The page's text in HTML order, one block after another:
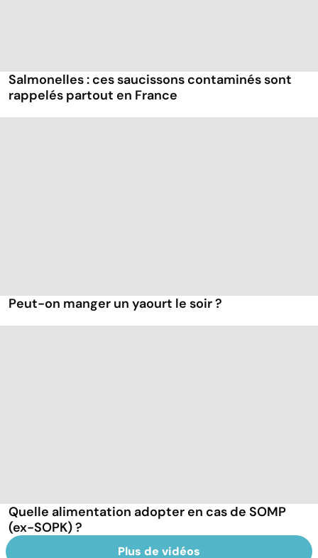
Salmonelles : ces saucissons contaminés sont
rappelés partout en France
Peut-on manger un yaourt le soir ?
Quelle alimentation adopter en cas de SOMP
(ex-SOPK) ?
Plus de vidéos